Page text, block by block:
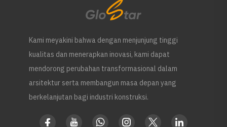
Kami meyakini bahwa dengan menjunjung tinggi
kualitas dan menerapkan inovasi, kami dapat
mendorong perubahan transformasional dalam
arsitektur serta membangun masa depan yang
berkelanjutan bagi industri konstruksi.